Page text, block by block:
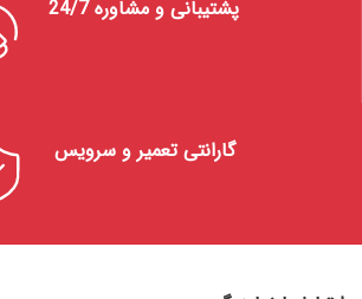
پشتیبانی و مشاوره 24/7
گارانتی تعمیر و سرویس